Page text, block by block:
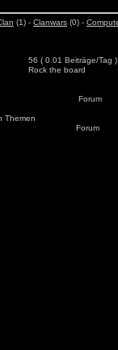
(1) - Clanwars (0) -
56 ( 0.01 Beiträge/Tag )
Rock the board
Forum
Themen
Forum